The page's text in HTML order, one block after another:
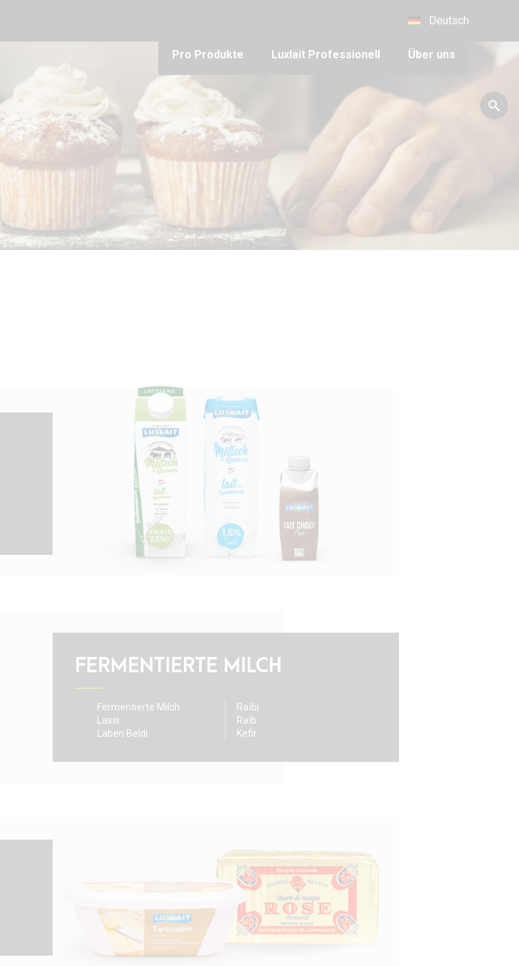
Deutsch
Pro Produkte Luxlait Pro­fes­si­o­nell Über uns
FERMENTIERTE MILCH
Fermentierte Milch
Lassi
Laben Beldi
Raïbi
Raïb
Kefir